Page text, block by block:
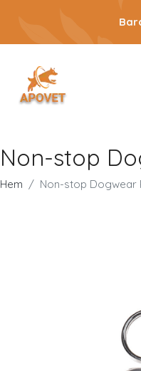
Non-stop
Hem Non-stop Dogwear